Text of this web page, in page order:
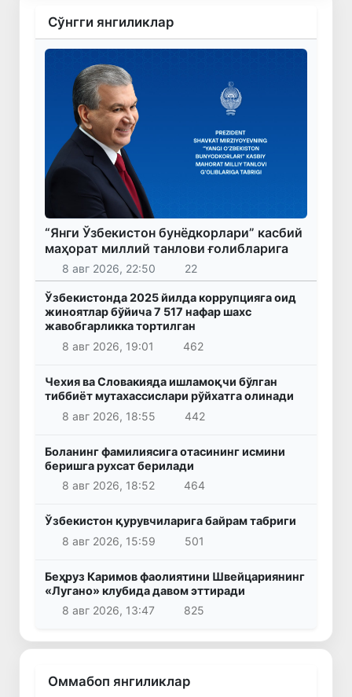
Сўнгги янгиликлар
“Янги Ўзбекистон бунёдкорлари” касбий
маҳорат миллий танлови ғолибларига
8 авг 2026, 22:50 22
Ўзбекистонда 2025 йилда коррупцияга оид
жиноятлар бўйича 7 517 нафар шахс
жавобгарликка тортилган
8 авг 2026, 19:01
462
Чехия ва Словакияда ишламоқчи бўлган
тиббиёт мутахассислари рўйхатга олинади
8 авг 2026, 18:55
442
Боланинг фамилиясига отасининг исмини
беришга рухсат берилади
8 авг 2026, 18:52
464
Ўзбекистон қурувчиларига байрам табриги
8 авг 2026, 15:59
501
Беҳруз Каримов фаолиятини Швейцариянинг
«Лугано» клубида давом эттиради
8 авг 2026, 13:47
825
Оммабоп янгиликлар